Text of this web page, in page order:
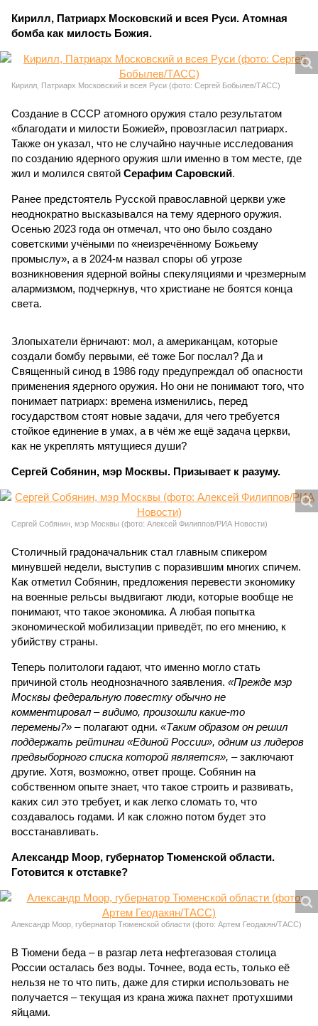
Кирилл, Патриарх Московский и всея Руси. Атомная
бомба как милость Божия.
Кирилл, Патриарх Московский и всея Руси (фото: Сергей Бобылев/ТАСС)
Создание в СССР атомного оружия стало результатом
«благодати и милости Божией», провозгласил патриарх.
Также он указал, что не случайно научные исследования
по созданию ядерного оружия шли именно в том месте, где
жил и молился святой Серафим Саровский.
Ранее предстоятель Русской православной церкви уже
неоднократно высказывался на тему ядерного оружия.
Осенью 2023 года он отмечал, что оно было создано
советскими учёными по «неизречённому Божьему
промыслу», а в 2024-м назвал споры об угрозе
возникновения ядерной войны спекуляциями и чрезмерным
алармизмом, подчеркнув, что христиане не боятся конца
света.
Злопыхатели ёрничают: мол, а американцам, которые
создали бомбу первыми, её тоже Бог послал? Да и
Священный синод в 1986 году предупреждал об опасности
применения ядерного оружия. Но они не понимают того, что
понимает патриарх: времена изменились, перед
государством стоят новые задачи, для чего требуется
стойкое единение в умах, а в чём же ещё задача церкви,
как не укреплять мятущиеся души?
Сергей Собянин, мэр Москвы. Призывает к разуму.
Сергей Собянин, мэр Москвы (фото: Алексей Филиппов/РИА Новости)
Столичный градоначальник стал главным спикером
минувшей недели, выступив с поразившим многих спичем.
Как отметил Собянин, предложения перевести экономику
на военные рельсы выдвигают люди, которые вообще не
понимают, что такое экономика. А любая попытка
экономической мобилизации приведёт, по его мнению, к
убийству страны.
Теперь политологи гадают, что именно могло стать
причиной столь неоднозначного заявления. «Прежде мэр
Москвы федеральную повестку обычно не
комментировал – видимо, произошли какие-то
перемены?» – полагают одни. «Таким образом он решил
поддержать рейтинги «Единой России», одним из лидеров
предвыборного списка которой является», – заключают
другие. Хотя, возможно, ответ проще. Собянин на
собственном опыте знает, что такое строить и развивать,
каких сил это требует, и как легко сломать то, что
создавалось годами. И как сложно потом будет это
восстанавливать.
Александр Моор, губернатор Тюменской области.
Готовится к отставке?
Александр Моор, губернатор Тюменской области (фото: Артем Геодакян/ТАСС)
В Тюмени беда – в разгар лета нефтегазовая столица
России осталась без воды. Точнее, вода есть, только её
нельзя не то что пить, даже для стирки использовать не
получается – текущая из крана жижа пахнет протухшими
яйцами.